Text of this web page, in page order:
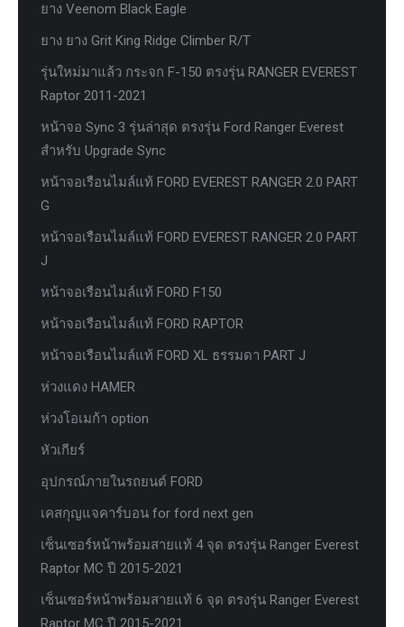
ยาง Veenom Black Eagle
ยาง ยาง Grit King Ridge Climber R/T
รุ่นใหม่มาแล้ว กระจก F-150 ตรงรุ่น RANGER EVEREST
Raptor 2011-2021
หน้าจอ Sync 3 รุ่นล่าสุด ตรงรุ่น Ford Ranger Everest
สำหรับ Upgrade Sync
หน้าจอเรือนไมล์แท้ FORD EVEREST RANGER 2.0 PART
G
หน้าจอเรือนไมล์แท้ FORD EVEREST RANGER 2.0 PART
J
หน้าจอเรือนไมล์แท้ FORD F150
หน้าจอเรือนไมล์แท้ FORD RAPTOR
หน้าจอเรือนไมล์แท้ FORD XL ธรรมดา PART J
ห่วงแดง HAMER
ห่วงโอเมก้า option
หัวเกียร์
อุปกรณ์ภายในรถยนต์ FORD
เคสกุญแจคาร์บอน for ford next gen
เซ็นเซอร์หน้าพร้อมสายแท้ 4 จุด ตรงรุ่น Ranger Everest
Raptor MC ปี 2015-2021
เซ็นเซอร์หน้าพร้อมสายแท้ 6 จุด ตรงรุ่น Ranger Everest
Raptor MC ปี 2015-2021